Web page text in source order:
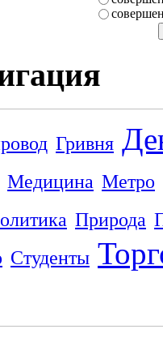
Гривня
Медицина Метро
Природа
Студенты